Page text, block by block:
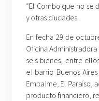
“El Combo que no se
y otras ciudades.
En fecha 29 de
Oficina
seis bienes, entre
el barrio Buenos
Empalme, El Paraíso,
producto financiero,